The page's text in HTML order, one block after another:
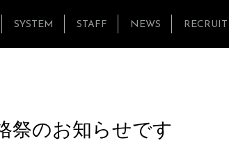
SYSTEM STAFF NEWS RECRUIT
祭のお知らせです